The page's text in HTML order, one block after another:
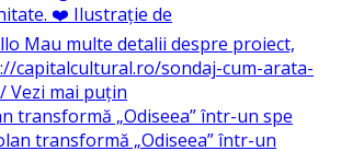
transformă „Odiseea” într-un spe